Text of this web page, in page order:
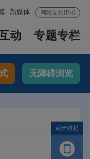
网站支持IPv6
新媒体
动 专题专栏
无障碍浏览
点击收起